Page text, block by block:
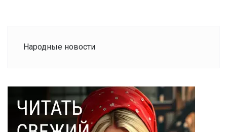
Народные новости